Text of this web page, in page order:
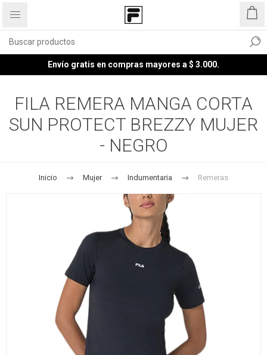
Envío gratis en compras mayores a $ 3.000.
FILA REMERA MANGA CORTA
SUN PROTECT BREZZY MUJER
- NEGRO
Inicio Mujer Indumentaria Remeras